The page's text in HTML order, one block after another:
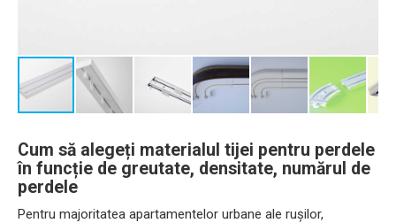
Cum să alegeți materialul tijei pentru perdele
în funcție de greutate, densitate, numărul de
perdele
Pentru majoritatea apartamentelor urbane ale rușilor,